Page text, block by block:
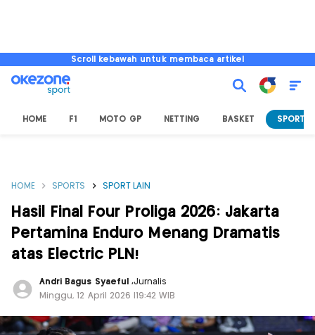
Scroll kebawah untuk membaca artikel
HOME F1 MOTO GP NETTING BASKET SPORT
HOME SPORTS SPORT LAIN
Hasil Final Four Proliga 2026: Jakarta
Pertamina Enduro Menang Dramatis
atas Electric PLN!
Andri Bagus Syaeful ,Jurnalis
Minggu, 12 April 2026 |19:42 WIB